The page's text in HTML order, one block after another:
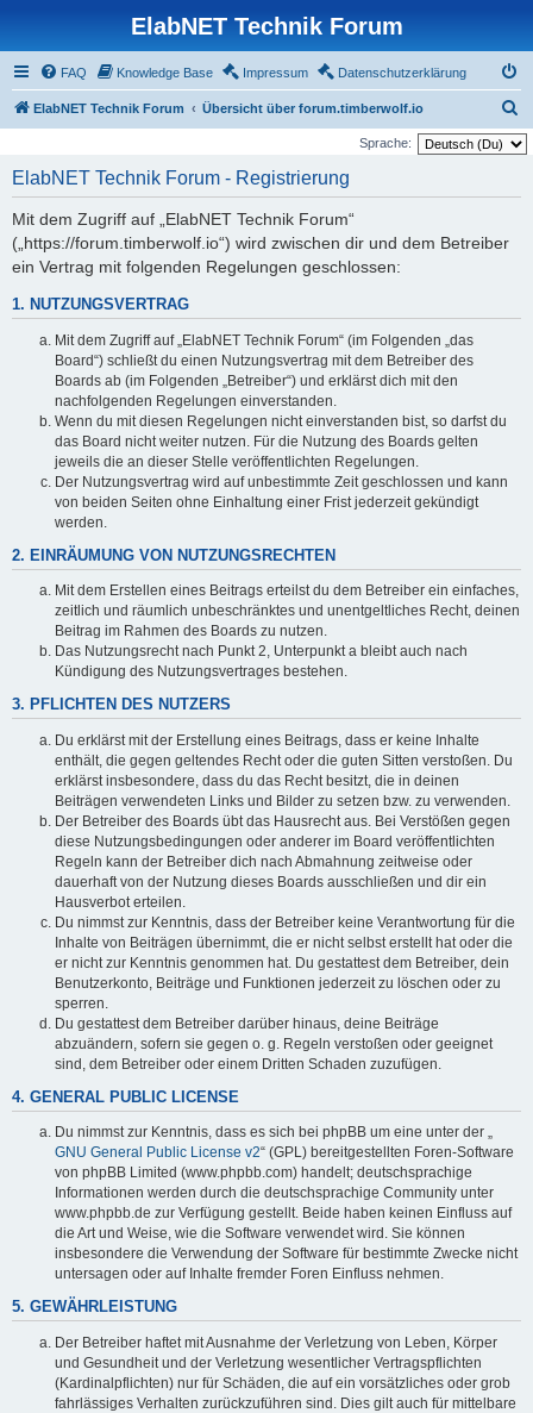
ElabNET Technik Forum
FAQ Knowledge Base Impressum Datenschutzerklärung
ElabNET Technik Forum Übersicht über forum.timberwolf.io
u
Sprache:
ElabNET Technik Forum - Registrierung
Mit dem Zugriff auf „ElabNET Technik Forum“
(„https://forum.timberwolf.io“) wird zwischen dir und dem Betreiber
ein Vertrag mit folgenden Regelungen geschlossen:
1. NUTZUNGSVERTRAG
Mit dem Zugriff auf „ElabNET Technik Forum“ (im Folgenden „das
Board“) schließt du einen Nutzungsvertrag mit dem Betreiber des
Boards ab (im Folgenden „Betreiber“) und erklärst dich mit den
nachfolgenden Regelungen einverstanden.
Wenn du mit diesen Regelungen nicht einverstanden bist, so darfst du
das Board nicht weiter nutzen. Für die Nutzung des Boards gelten
jeweils die an dieser Stelle veröffentlichten Regelungen.
Der Nutzungsvertrag wird auf unbestimmte Zeit geschlossen und kann
von beiden Seiten ohne Einhaltung einer Frist jederzeit gekündigt
werden.
2. EINRÄUMUNG VON NUTZUNGSRECHTEN
Mit dem Erstellen eines Beitrags erteilst du dem Betreiber ein einfaches,
zeitlich und räumlich unbeschränktes und unentgeltliches Recht, deinen
Beitrag im Rahmen des Boards zu nutzen.
Das Nutzungsrecht nach Punkt 2, Unterpunkt a bleibt auch nach
Kündigung des Nutzungsvertrages bestehen.
3. PFLICHTEN DES NUTZERS
Du erklärst mit der Erstellung eines Beitrags, dass er keine Inhalte
enthält, die gegen geltendes Recht oder die guten Sitten verstoßen. Du
erklärst insbesondere, dass du das Recht besitzt, die in deinen
Beiträgen verwendeten Links und Bilder zu setzen bzw. zu verwenden.
Der Betreiber des Boards übt das Hausrecht aus. Bei Verstößen gegen
diese Nutzungsbedingungen oder anderer im Board veröffentlichten
Regeln kann der Betreiber dich nach Abmahnung zeitweise oder
dauerhaft von der Nutzung dieses Boards ausschließen und dir ein
Hausverbot erteilen.
Du nimmst zur Kenntnis, dass der Betreiber keine Verantwortung für die
Inhalte von Beiträgen übernimmt, die er nicht selbst erstellt hat oder die
er nicht zur Kenntnis genommen hat. Du gestattest dem Betreiber, dein
Benutzerkonto, Beiträge und Funktionen jederzeit zu löschen oder zu
sperren.
Du gestattest dem Betreiber darüber hinaus, deine Beiträge
abzuändern, sofern sie gegen o. g. Regeln verstoßen oder geeignet
sind, dem Betreiber oder einem Dritten Schaden zuzufügen.
4. GENERAL PUBLIC LICENSE
Du nimmst zur Kenntnis, dass es sich bei phpBB um eine unter der „
GNU General Public License v2“ (GPL) bereitgestellten Foren-Software
von phpBB Limited (www.phpbb.com) handelt; deutschsprachige
Informationen werden durch die deutschsprachige Community unter
www.phpbb.de zur Verfügung gestellt. Beide haben keinen Einfluss auf
die Art und Weise, wie die Software verwendet wird. Sie können
insbesondere die Verwendung der Software für bestimmte Zwecke nicht
untersagen oder auf Inhalte fremder Foren Einfluss nehmen.
5. GEWÄHRLEISTUNG
Der Betreiber haftet mit Ausnahme der Verletzung von Leben, Körper
und Gesundheit und der Verletzung wesentlicher Vertragspflichten
(Kardinalpflichten) nur für Schäden, die auf ein vorsätzliches oder grob
fahrlässiges Verhalten zurückzuführen sind. Dies gilt auch für mittelbare